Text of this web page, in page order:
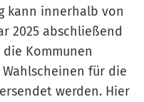
kann innerhalb von
2025 abschließend
Kommunen
für die
werden. Hier